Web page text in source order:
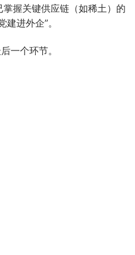
掌握关键供应链（如稀土）的
进外企”。
一个环节。